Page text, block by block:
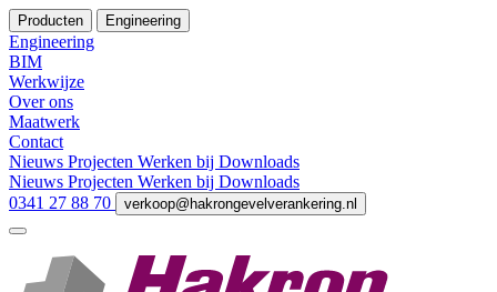
Producten Engineering
Engineering
BIM
Werkwijze
Over ons
Maatwerk
Contact
Nieuws Projecten Werken bij Downloads
Nieuws Projecten Werken bij Downloads
0341 27 88 70
verkoop@hakrongevelverankering.nl